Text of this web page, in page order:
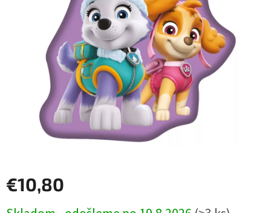
hviezdičiek.
€10,80